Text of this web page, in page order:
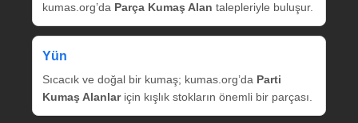
kumas.org’da Parça Kumaş Alan talepleriyle buluşur.
Yün
Sıcacık ve doğal bir kumaş; kumas.org’da Parti
Kumaş Alanlariçin kışlık stokların önemli bir parçası.